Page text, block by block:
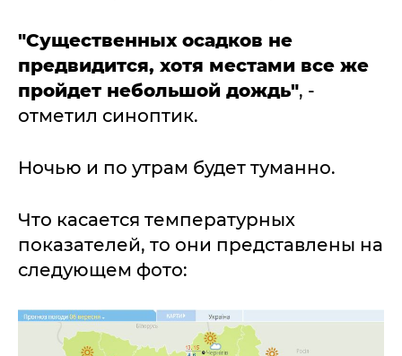
"Существенных осадков не
предвидится, хотя местами все же
пройдет небольшой дождь", -
отметил синоптик.
Ночью и по утрам будет туманно.
Что касается температурных
показателей, то они представлены на
следующем фото: